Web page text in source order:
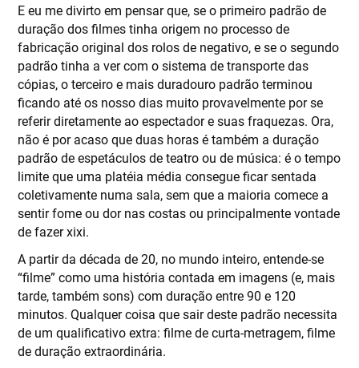
E eu me divirto em pensar que, se o primeiro padrão de
duração dos filmes tinha origem no processo de
fabricação original dos rolos de negativo, e se o segundo
padrão tinha a ver com o sistema de transporte das
cópias, o terceiro e mais duradouro padrão terminou
ficando até os nosso dias muito provavelmente por se
referir diretamente ao espectador e suas fraquezas. Ora,
não é por acaso que duas horas é também a duração
padrão de espetáculos de teatro ou de música: é o tempo
limite que uma platéia média consegue ficar sentada
coletivamente numa sala, sem que a maioria comece a
sentir fome ou dor nas costas ou principalmente vontade
de fazer xixi.
A partir da década de 20, no mundo inteiro, entende-se
“filme” como uma história contada em imagens (e, mais
tarde, também sons) com duração entre 90 e 120
minutos. Qualquer coisa que sair deste padrão necessita
de um qualificativo extra: filme de curta-metragem, filme
de duração extraordinária.